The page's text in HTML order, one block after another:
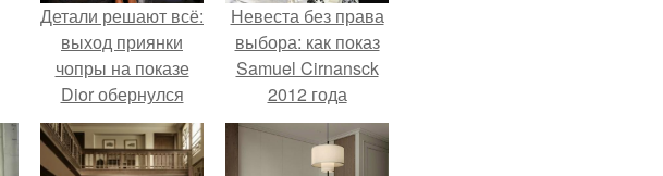
Детали решают всё:
выход приянки
чопры на показе
Dior обернулся
шквалом критики
из-за небрежного
Невеста без права
выбора: как показ
Samuel Cirnansck
2012 года
превратил подиум
в манифест против